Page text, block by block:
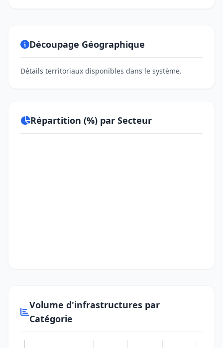
Découpage Géographique
Détails territoriaux disponibles dans le système.
Répartition (%) par Secteur
Volume d'infrastructures par
Catégorie